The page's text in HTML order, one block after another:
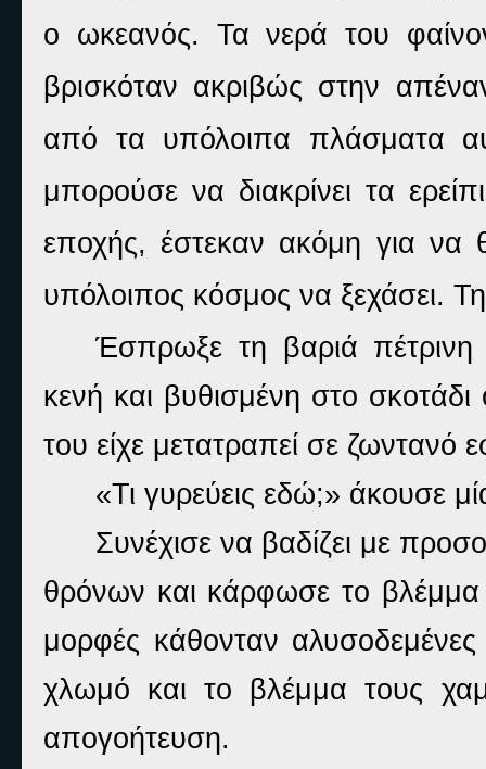
ο ωκεανός. Τα νερά του
βρισκόταν ακριβώς στην
από τα υπόλοιπα πλάσματα
μπορούσε να διακρίνει τα
εποχής, έστεκαν ακόμη για να
υπόλοιπος κόσμος να ξεχάσει.
Έσπρωξε τη βαριά πέτρινη
κενή και βυθισμένη στο
του είχε μετατραπεί σε ζωντανό
«Τι γυρεύεις εδώ;» άκουσε
Συνέχισε να βαδίζει με
θρόνων και κάρφωσε το βλέμμα
μορφές κάθονταν
χλωμό και το βλέμμα τους
απογοήτευση.